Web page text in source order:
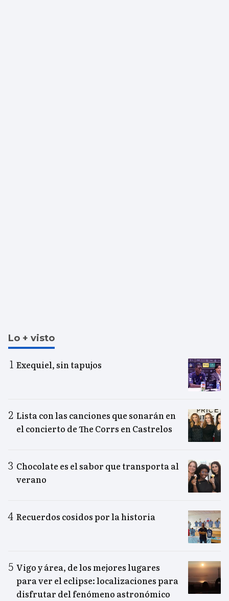
Lo + visto
Exequiel, sin tapujos
Lista con las canciones que sonarán en
el concierto de The Corrs en Castrelos
Chocolate es el sabor que transporta al
verano
Recuerdos cosidos por la historia
Vigo y área, de los mejores lugares
para ver el eclipse: localizaciones para
disfrutar del fenómeno astronómico